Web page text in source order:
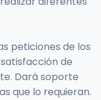
peticiones de los
de
Dará soporte
que lo requieran.